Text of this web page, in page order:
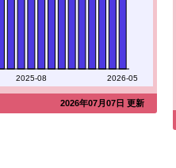
2025-08 2026-05
2026年07月07日 更新